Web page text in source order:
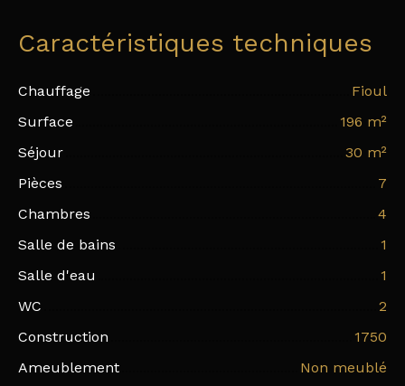
Caractéristiques techniques
Chauffage
Fioul
Surface
196 m²
Séjour
30 m²
Pièces
7
Chambres
4
Salle de bains
1
Salle d'eau
1
WC
2
Construction
1750
Ameublement
Non meublé